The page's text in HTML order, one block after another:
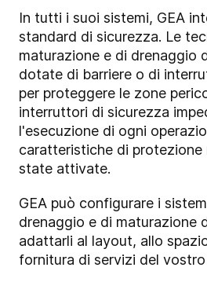
In tutti i suoi sistemi, GEA
standard di sicurezza. Le
maturazione e di drenaggio
dotate di barriere o di
per proteggere le zone
interruttori di sicurezza
l'esecuzione di ogni
caratteristiche di protezione
state attivate.
GEA può configurare i
drenaggio e di maturazione
adattarli al layout, allo
fornitura di servizi del